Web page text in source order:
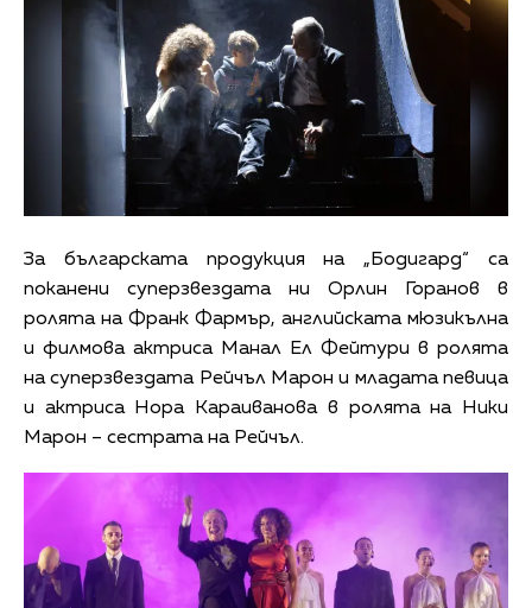
За българската продукция на „Бодигард“ са
поканени суперзвездата ни Орлин Горанов в
ролята на Франк Фармър, английската мюзикълна
и филмова актриса Манал Ел Фейтури в ролята
на суперзвездата Рейчъл Марон и младата певица
и актриса Нора Караиванова в ролята на Ники
Марон – сестрата на Рейчъл.